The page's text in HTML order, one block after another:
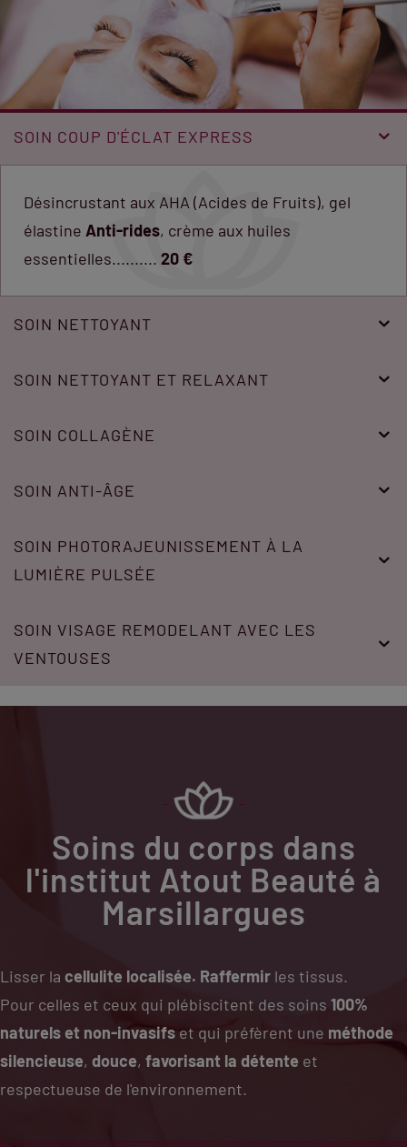
SOIN COUP D'ÉCLAT EXPRESS
Désincrustant aux AHA (Acides de Fruits), gel
élastine Anti-rides, crème aux huiles
essentielles.......... 20 €
SOIN NETTOYANT
SOIN NETTOYANT ET RELAXANT
SOIN COLLAGÈNE
SOIN ANTI-ÂGE
SOIN PHOTORAJEUNISSEMENT À LA
LUMIÈRE PULSÉE
SOIN VISAGE REMODELANT AVEC LES
VENTOUSES
Soins du corps dans
l'institut Atout Beauté à
Marsillargues
Lisser la cellulite localisée. Raffermir les tissus.
Pour celles et ceux qui plébiscitent des soins 100%
naturels et non-invasifs et qui préfèrent une méthode
silencieuse, douce, favorisant la détente et
respectueuse de l'environnement.